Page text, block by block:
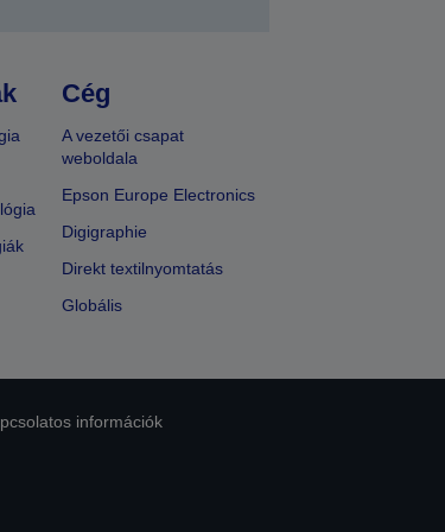
Cég
A vezetői csapat
weboldala
Epson Europe Electronics
Digigraphie
Direkt textilnyomtatás
Globális
információk